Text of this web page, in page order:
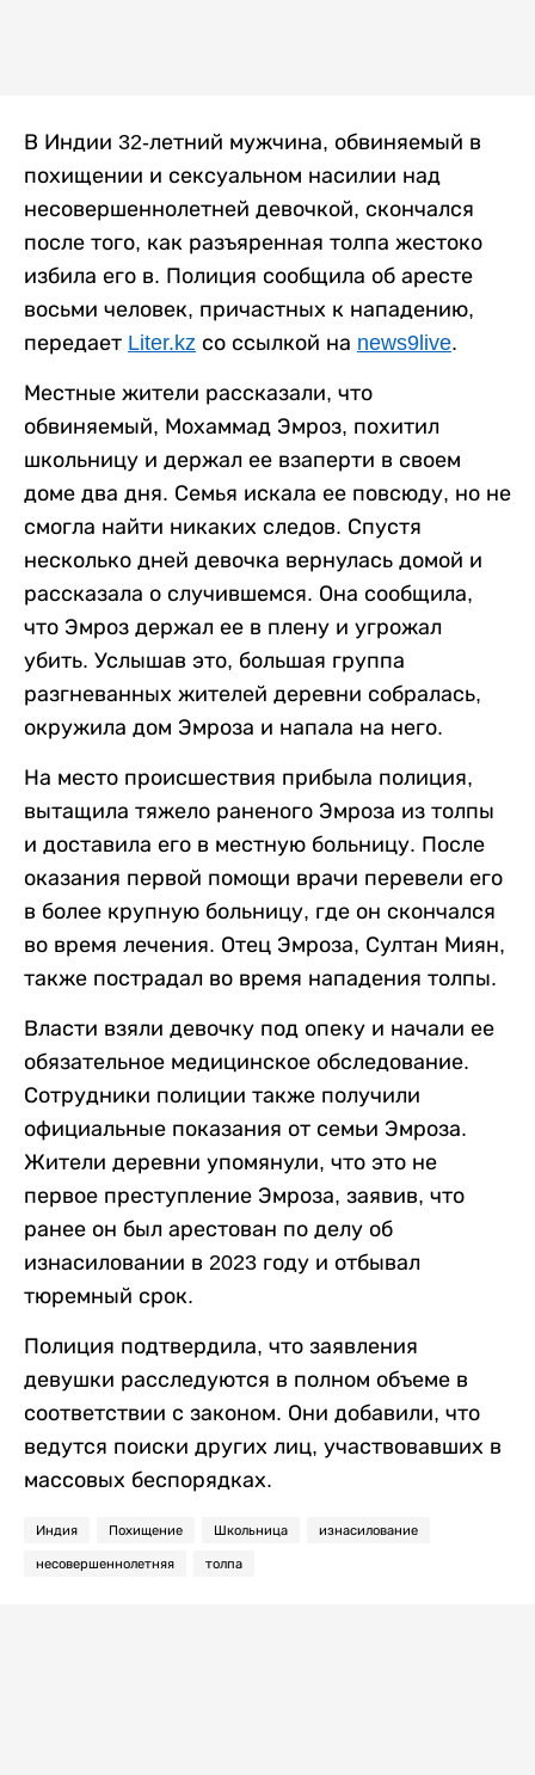
В Индии 32-летний мужчина, обвиняемый в
похищении и сексуальном насилии над
несовершеннолетней девочкой, скончался
после того, как разъяренная толпа жестоко
избила его в. Полиция сообщила об аресте
восьми человек, причастных к нападению,
передает Liter.kz со ссылкой на news9live.
Местные жители рассказали, что
обвиняемый, Мохаммад Эмроз, похитил
школьницу и держал ее взаперти в своем
доме два дня. Семья искала ее повсюду, но не
смогла найти никаких следов. Спустя
несколько дней девочка вернулась домой и
рассказала о случившемся. Она сообщила,
что Эмроз держал ее в плену и угрожал
убить. Услышав это, большая группа
разгневанных жителей деревни собралась,
окружила дом Эмроза и напала на него.
На место происшествия прибыла полиция,
вытащила тяжело раненого Эмроза из толпы
и доставила его в местную больницу. После
оказания первой помощи врачи перевели его
в более крупную больницу, где он скончался
во время лечения. Отец Эмроза, Султан Миян,
также пострадал во время нападения толпы.
Власти взяли девочку под опеку и начали ее
обязательное медицинское обследование.
Сотрудники полиции также получили
официальные показания от семьи Эмроза.
Жители деревни упомянули, что это не
первое преступление Эмроза, заявив, что
ранее он был арестован по делу об
изнасиловании в 2023 году и отбывал
тюремный срок.
Полиция подтвердила, что заявления
девушки расследуются в полном объеме в
соответствии с законом. Они добавили, что
ведутся поиски других лиц, участвовавших в
массовых беспорядках.
Индия Похищение Школьница изнасилование
несовершеннолетняя толпа